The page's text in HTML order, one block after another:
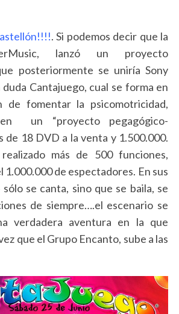
. Si podemos decir que la
lanzó un proyecto
posteriormente se uniría Sony
duda Cantajuego, cual se forma en
fomentar la psicomotricidad,
en un “proyecto pegagógico-
de 18 DVD a la venta y 1.500.000.
más de 500 funciones,
1.000.000 de espectadores. En sus
se canta, sino que se baila, se
de siempre….el escenario se
verdadera aventura en la que
que el Grupo Encanto, sube a las